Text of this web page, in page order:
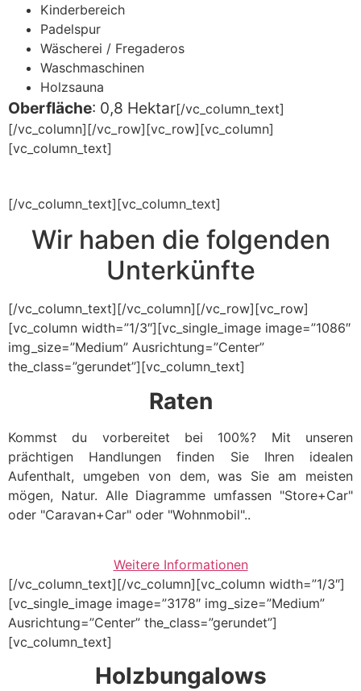
Kinderbereich
Padelspur
Wäscherei / Fregaderos
Waschmaschinen
Holzsauna
Oberfläche: 0,8 Hektar[/vc_column_text]
[/vc_column][/vc_row][vc_row][vc_column]
[vc_column_text]
[/vc_column_text][vc_column_text]
Wir haben die folgenden
Unterkünfte
[/vc_column_text][/vc_column][/vc_row][vc_row]
[vc_column width=”1/3″][vc_single_image image=”1086″
img_size=”Medium” Ausrichtung=”Center”
the_class=”gerundet”][vc_column_text]
Raten
Kommst du vorbereitet bei 100%? Mit unseren
prächtigen Handlungen finden Sie Ihren idealen
Aufenthalt, umgeben von dem, was Sie am meisten
mögen, Natur. Alle Diagramme umfassen "Store+Car"
oder "Caravan+Car" oder "Wohnmobil"..
Weitere Informationen
[/vc_column_text][/vc_column][vc_column width=”1/3″]
[vc_single_image image=”3178″ img_size=”Medium”
Ausrichtung=”Center” the_class=”gerundet”]
[vc_column_text]
Holzbungalows